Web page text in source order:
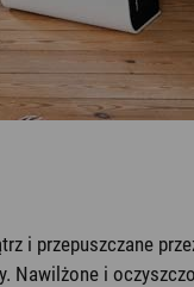
i przepuszczane
Nawilżone i